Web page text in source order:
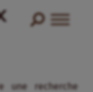
une recherche